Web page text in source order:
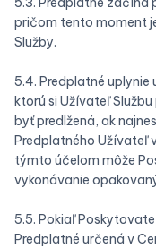
pričom tento moment
Služby.
5.4. Predplatné
ktorú si Užívateľ
byť predlžená, ak
Predplatného Užívateľ
týmto účelom môže
vykonávanie
5.5. Pokiaľ
Predplatné určená v